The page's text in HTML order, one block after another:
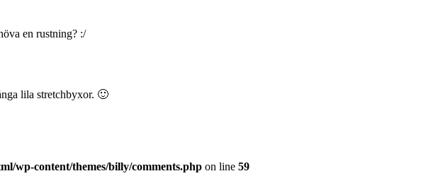
en rustning? :/
lila stretchbyxor. 🙂
wp-content/themes/billy/comments.php on line 59